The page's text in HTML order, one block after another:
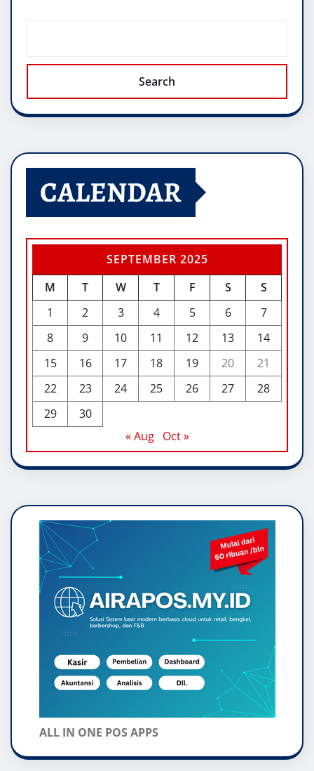
Search
CALENDAR
SEPTEMBER 2025
M
T W T F S
S
1
2 3 4 5 6
7
8
9 10 11 12 13
14
15
16 17 18 19 20
21
22
23 24 25 26 27
28
29
30
« Aug
Oct »
ALL IN ONE POS APPS